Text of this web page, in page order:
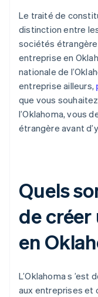
Le traité de
distinction entre
sociétés
entreprise en
nationale de
entreprise ailleurs,
que vous
l’Oklahoma, vous
étrangère avant
Quels
de
en
L’Oklahoma s ’est
aux entreprises et